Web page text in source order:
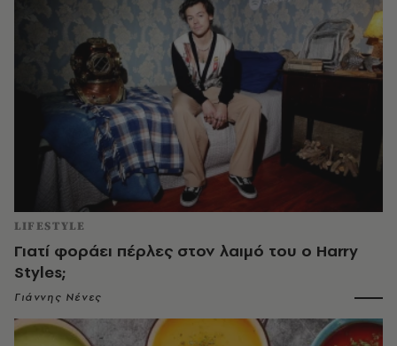
LIFESTYLE
Γιατί φοράει πέρλες στον λαιμό του ο Harry
Styles;
Γιάννης Νένες